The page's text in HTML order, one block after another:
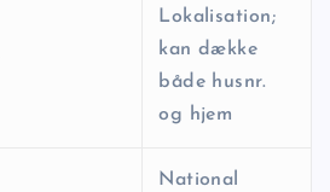
Lokalisation;
kan dække
både husnr.
og hjem
National